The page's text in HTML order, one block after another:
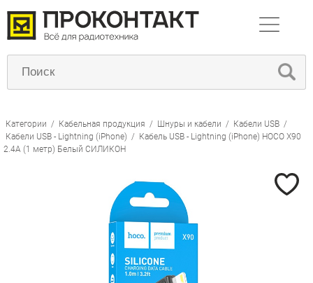
Категории / Кабельная продукция / Шнуры и кабели / Кабели USB /
Кабели USB - Lightning (iPhone) / Кабель USB - Lightning (iPhone) HOCO X90
2.4А (1 метр) Белый СИЛИКОН